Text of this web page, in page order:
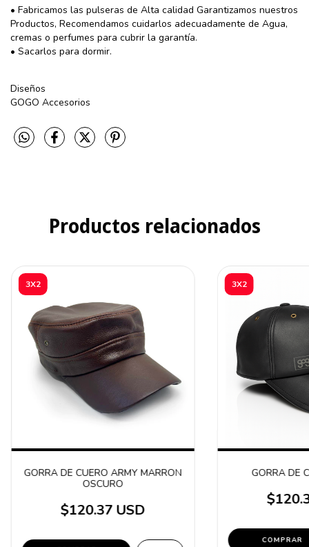
• Fabricamos las pulseras de Alta calidad Garantizamos nuestros
Productos, Recomendamos cuidarlos adecuadamente de Agua,
cremas o perfumes para cubrir la garantía.
• Sacarlos para dormir.
Diseños
GOGO Accesorios
Productos relacionados
3X2
GORRA DE CUERO ARMY MARRON
OSCURO
$120.37 USD
3X2
GORRA DE